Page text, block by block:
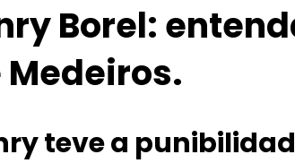
Borel:
teve a